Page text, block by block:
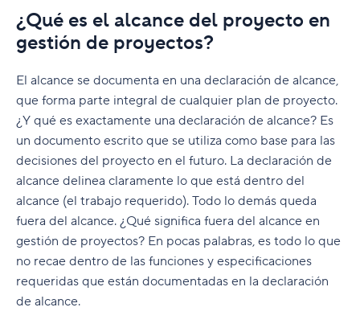
¿Qué es el alcance del proyecto en
gestión de proyectos?
El alcance se documenta en una declaración de alcance,
que forma parte integral de cualquier plan de proyecto.
¿Y qué es exactamente una declaración de alcance? Es
un documento escrito que se utiliza como base para las
decisiones del proyecto en el futuro. La declaración de
alcance delinea claramente lo que está dentro del
alcance (el trabajo requerido). Todo lo demás queda
fuera del alcance. ¿Qué significa fuera del alcance en
gestión de proyectos? En pocas palabras, es todo lo que
no recae dentro de las funciones y especificaciones
requeridas que están documentadas en la declaración
de alcance.